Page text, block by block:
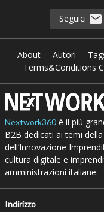
Seguici
About Autori
Terms&Conditions
Nextwork360è il più
B2B dedicati ai temi
dell’Innovazione
cultura digitale e
amministrazioni italiane.
Indirizzo